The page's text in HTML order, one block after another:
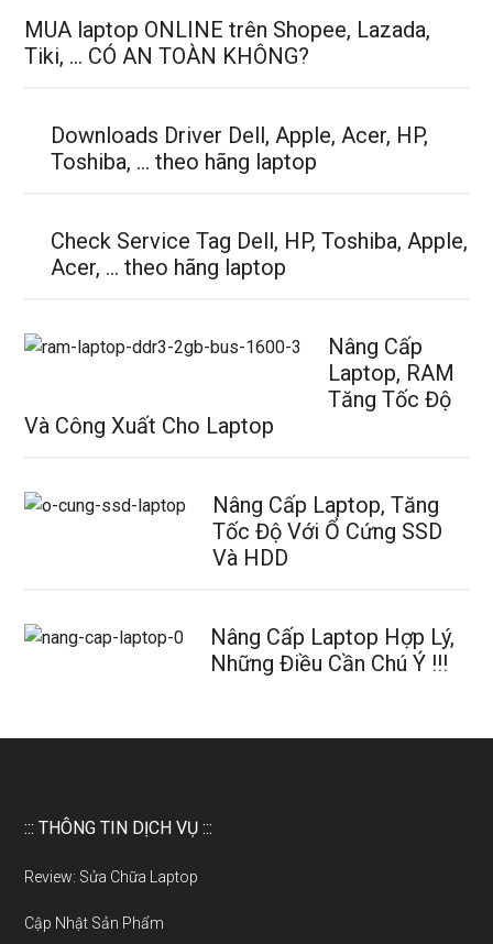
MUA laptop ONLINE trên Shopee, Lazada,
Tiki, … CÓ AN TOÀN KHÔNG?
Downloads Driver Dell, Apple, Acer, HP,
Toshiba, … theo hãng laptop
Check Service Tag Dell, HP, Toshiba, Apple,
Acer, … theo hãng laptop
Nâng Cấp
Laptop, RAM
Tăng Tốc Độ
Và Công Xuất Cho Laptop
Nâng Cấp Laptop, Tăng
Tốc Độ Với Ổ Cứng SSD
Và HDD
Nâng Cấp Laptop Hợp Lý,
Những Điều Cần Chú Ý !!!
::: THÔNG TIN DỊCH VỤ :::
Review: Sửa Chữa Laptop
Cập Nhật Sản Phẩm